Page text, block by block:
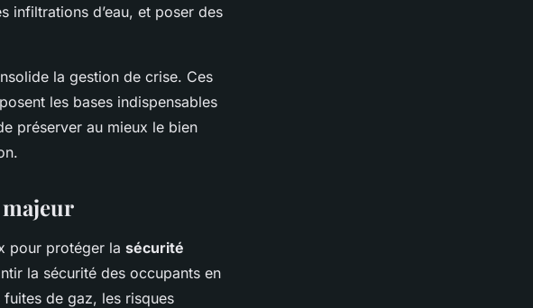
infiltrations d’eau, et poser des
la gestion de crise. Ces
les bases indispensables
préserver au mieux le bien
pour protéger la sécurité
la sécurité des occupants en
de gaz, les risques